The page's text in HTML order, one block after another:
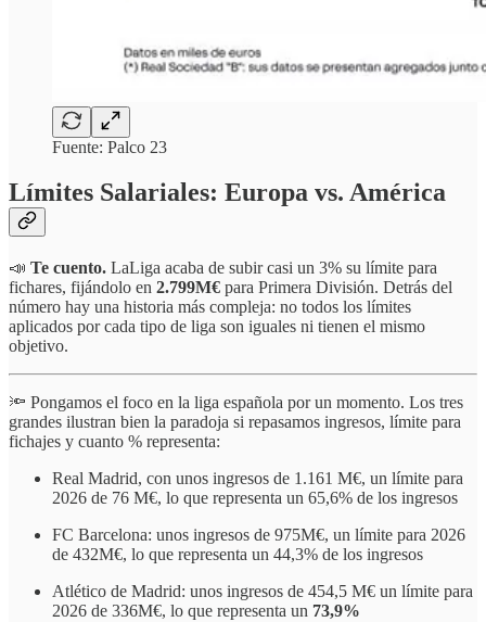
Fuente: Palco 23
Límites Salariales: Europa vs. América
📣 Te cuento. LaLiga acaba de subir casi un 3% su límite para
fichares, fijándolo en 2.799M€ para Primera División. Detrás del
número hay una historia más compleja: no todos los límites
aplicados por cada tipo de liga son iguales ni tienen el mismo
objetivo.
🔦 Pongamos el foco en la liga española por un momento. Los tres
grandes ilustran bien la paradoja si repasamos ingresos, límite para
fichajes y cuanto % representa:
Real Madrid, con unos ingresos de 1.161 M€, un límite para
2026 de 76 M€, lo que representa un 65,6% de los ingresos
FC Barcelona: unos ingresos de 975M€, un límite para 2026
de 432M€, lo que representa un 44,3% de los ingresos
Atlético de Madrid: unos ingresos de 454,5 M€ un límite para
2026 de 336M€, lo que representa un 73,9%